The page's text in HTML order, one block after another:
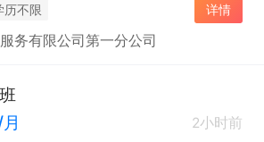
历不限 详情
务有限公司第一分公司
2小时前